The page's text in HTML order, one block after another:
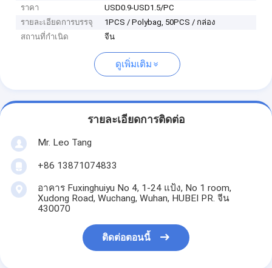
ราคา
USD0.9-USD1.5/PC
รายละเอียดการบรรจุ
1PCS / Polybag, 50PCS / กล่อง
สถานที่กำเนิด
จีน
ดูเพิ่มเติม
รายละเอียดการติดต่อ
Mr. Leo Tang
+86 13871074833
อาคาร Fuxinghuiyu No 4, 1-24 แป้ง, No 1 room,
Xudong Road, Wuchang, Wuhan, HUBEI PR. จีน
430070
ติดต่อตอนนี้